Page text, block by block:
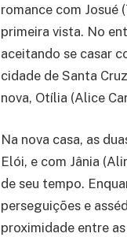
romance com Josué
primeira vista. No
aceitando se casar
cidade de Santa
nova, Otília (Alice
Na nova casa, as
Elói, e com Jânia
de seu tempo.
perseguições e
proximidade entre